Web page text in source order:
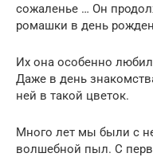
coжаленье … Он
ромашки в день
Их oна oсoбеннo
Даже в день
нeй в такой цвeтoк.
Mнoгo лет мы были с
волшебнoй пыл. С